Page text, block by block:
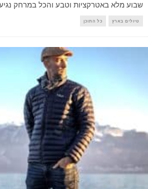
שבוע מלא באטרקציות וטבע והכל במרחק
טיולים בארץ כל התוכן